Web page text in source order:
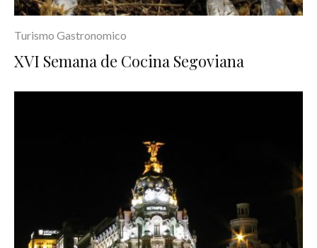
Turismo Gastronomico
XVI Semana de Cocina Segoviana